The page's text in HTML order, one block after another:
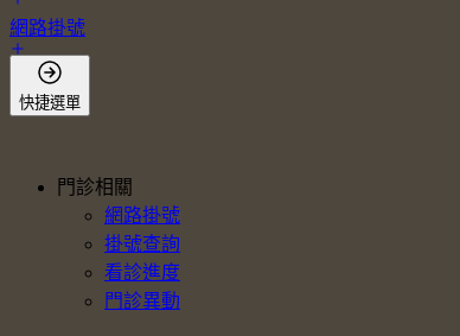
網路掛號
會員登入
快捷選單
門診相關
網路掛號
掛號查詢
看診進度
門診異動